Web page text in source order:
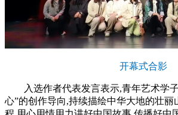
开幕式合影
入选作者代表发言表示,青年艺术学
心”的创作导向,持续描绘中华大地的壮丽